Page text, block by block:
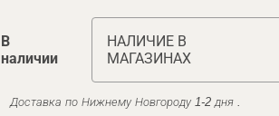
В
наличии
НАЛИЧИЕ В
МАГАЗИНАХ
Доставка по Нижнему Новгороду 1-2 дня .